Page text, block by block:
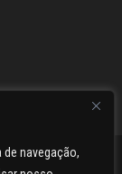
navegação,